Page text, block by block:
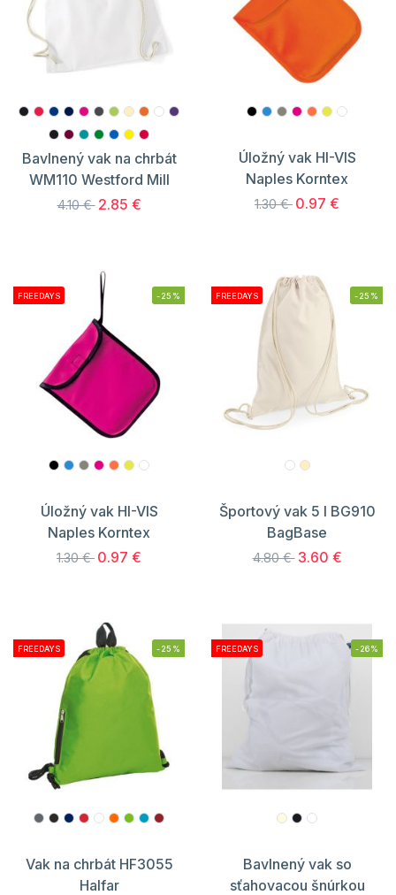
Bavlnený vak na chrbát
WM110 Westford Mill
4.10 € 2.85 €
Úložný vak HI-VIS
Naples Korntex
1.30 € 0.97 €
FREEDAYS -25%
Úložný vak HI-VIS
Naples Korntex
1.30 € 0.97 €
FREEDAYS -25%
Športový vak 5 l BG910
BagBase
4.80 € 3.60 €
FREEDAYS -25%
Vak na chrbát HF3055
Halfar
FREEDAYS -26%
Bavlnený vak so
sťahovacou šnúrkou